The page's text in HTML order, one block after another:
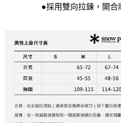
●採用雙向拉鍊，開合